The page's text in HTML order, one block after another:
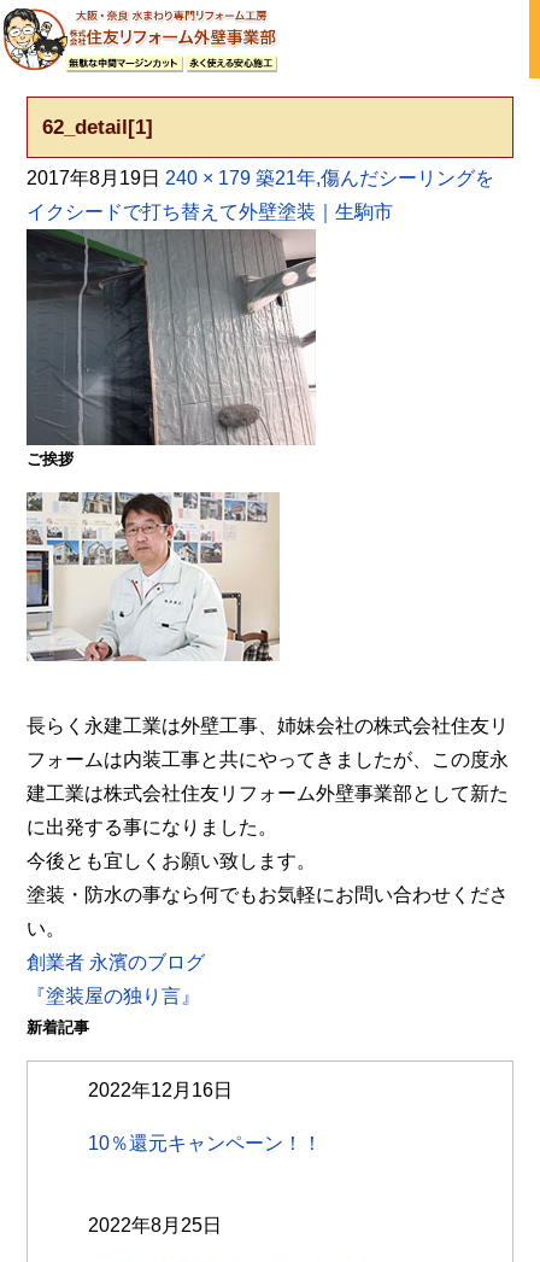
62_detail[1]
2017年8月19日 240 × 179 築21年,傷んだシーリングを
イクシードで打ち替えて外壁塗装｜生駒市
えの方は塗装専門店の株式会社住友リフォーム外壁
事業部へ。【電話：0800-200-5246/受付：8時～20
時土日対応】メール相談・御見積り依頼は24時間受
付。『後悔しない塗り替えガイドブック』無料進呈
ご挨拶
長らく永建工業は外壁工事、姉妹会社の株式会社住友リ
フォームは内装工事と共にやってきましたが、この度永
建工業は株式会社住友リフォーム外壁事業部として新た
に出発する事になりました。
今後とも宜しくお願い致します。
塗装・防水の事なら何でもお気軽にお問い合わせくださ
い。
創業者 永濱のブログ
『塗装屋の独り言』
新着記事
2022年12月16日
10％還元キャンペーン！！
2022年8月25日